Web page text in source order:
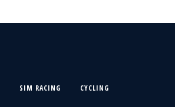
SIM RACING CYCLING